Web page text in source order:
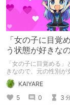
「女の子に目覚
う状態が好きな
性別が女性でも
題ない話
「女の子に目覚める
きなので、元の性別が
も問題ない話
KAIYARE
5
0 3